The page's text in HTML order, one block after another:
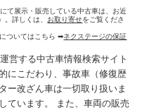
て展示・販売している中古車は、お近
。詳しくは、お取り寄せをご覧くださ
ついてはこちら ➡ネクステージの保証
営する中古車情報検索サイト
にこだわり、事故車（修復歴
ー改ざん車は一切取り扱いま
ています。 また、車両の販売